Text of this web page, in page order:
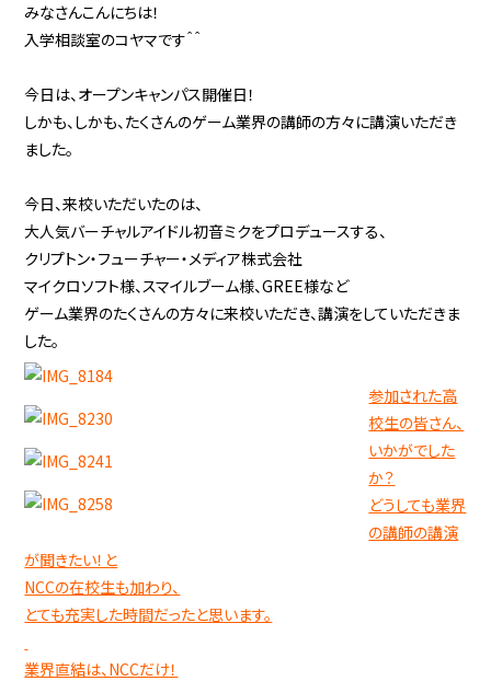
みなさんこんにちは！
入学相談室のコヤマです＾＾
今日は、オープンキャンパス開催日！
しかも、しかも、たくさんのゲーム業界の講師の方々に講演いただき
ました。
今日、来校いただいたのは、
大人気バーチャルアイドル初音ミクをプロデュースする、
クリプトン・フューチャー・メディア株式会社
マイクロソフト様、スマイルブーム様、GREE様など
ゲーム業界のたくさんの方々に来校いただき、講演をしていただきま
した。
参加された高
校生の皆さん、
いかがでした
か？
どうしても業界
の講師の講演
が聞きたい！と
NCCの在校生も加わり、
とても充実した時間だったと思います。
業界直結は、NCCだけ！